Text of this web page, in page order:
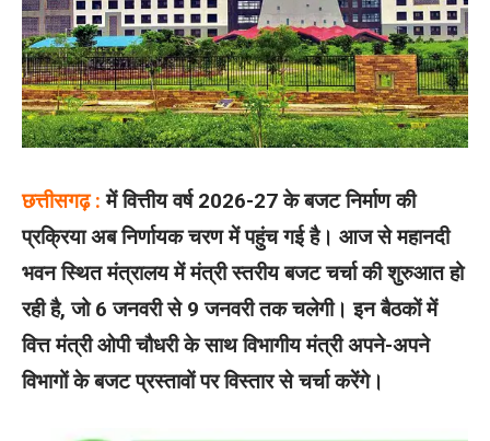
छत्तीसगढ़ : में वित्तीय वर्ष 2026-27 के बजट निर्माण की
प्रक्रिया अब निर्णायक चरण में पहुंच गई है। आज से महानदी
भवन स्थित मंत्रालय में मंत्री स्तरीय बजट चर्चा की शुरुआत हो
रही है, जो 6 जनवरी से 9 जनवरी तक चलेगी। इन बैठकों में
वित्त मंत्री ओपी चौधरी के साथ विभागीय मंत्री अपने-अपने
विभागों के बजट प्रस्तावों पर विस्तार से चर्चा करेंगे।